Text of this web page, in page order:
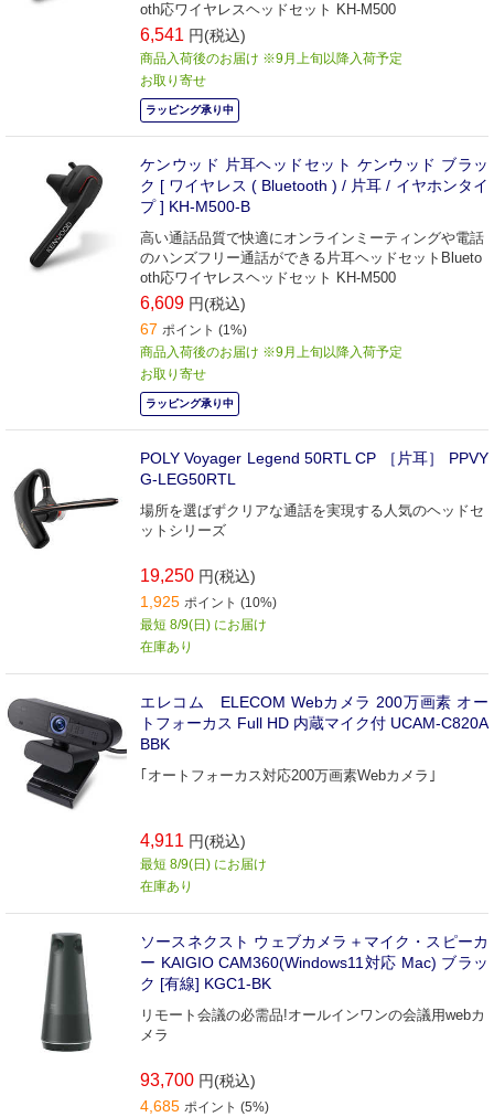
oth応ワイヤレスヘッドセット KH-M500
6,541 円(税込)
商品入荷後のお届け ※9月上旬以降入荷予定
お取り寄せ
ラッピング承り中
ケンウッド 片耳ヘッドセット ケンウッド ブラッ
ク [ ワイヤレス ( Bluetooth ) / 片耳 / イヤホンタイ
プ ] KH-M500-B
高い通話品質で快適にオンラインミーティングや電話
のハンズフリー通話ができる片耳ヘッドセットBlueto
oth応ワイヤレスヘッドセット KH-M500
6,609 円(税込)
67 ポイント (1%)
商品入荷後のお届け ※9月上旬以降入荷予定
お取り寄せ
ラッピング承り中
POLY Voyager Legend 50RTL CP ［片耳］ PPVY
G-LEG50RTL
場所を選ばずクリアな通話を実現する人気のヘッドセ
ットシリーズ
19,250 円(税込)
1,925 ポイント (10%)
最短 8/9(日) にお届け
在庫あり
エレコム ELECOM Webカメラ 200万画素 オー
トフォーカス Full HD 内蔵マイク付 UCAM-C820A
BBK
｢オートフォーカス対応200万画素Webカメラ｣
4,911 円(税込)
最短 8/9(日) にお届け
在庫あり
ソースネクスト ウェブカメラ＋マイク・スピーカ
ー KAIGIO CAM360(Windows11対応 Mac) ブラッ
ク [有線] KGC1-BK
リモート会議の必需品!オールインワンの会議用webカ
メラ
93,700 円(税込)
4,685 ポイント (5%)